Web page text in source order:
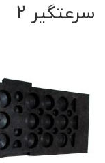
سرعتگیر 2